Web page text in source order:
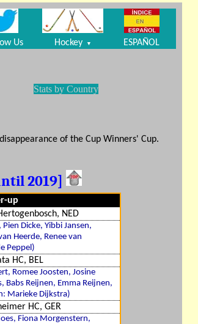
Us Hockey ▼ ESPAÑOL
Stats by Country
of the Cup Winners' Cup.
2019]
up
NED
Dicke, Yibbi Jansen,
Heerde, Renee van
Peppel)
HC, BEL
Romee Joosten, Josine
Babs Reijnen, Emma Reijnen,
Marieke Dijkstra)
HC, GER
Fiona Morgenstern,